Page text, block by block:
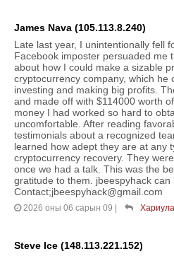
James Nava (105.113.8.240)
Late last year, I unintentionally fell
Facebook imposter persuaded me
about how I could make a sizable
cryptocurrency company, which he
investing and making big profits.
and made off with $114000 worth
money I had worked so hard to
uncomfortable. After reading
testimonials about a recognized
learned how adept they are at any
cryptocurrency recovery. They
once we had a talk. This was the
gratitude to them. jbeespyhack can
Contact;jbeespyhack@gmail.com
2026 оны 06 сарын 09
Steve Ice (148.113.221.152)